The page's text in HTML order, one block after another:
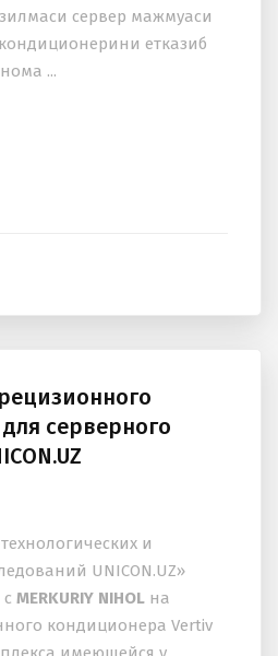
сервер мажмуаси
етказиб
...
серверного
и
UNICON.UZ»
MERKURIY NIHOL на
кондиционера Vertiv